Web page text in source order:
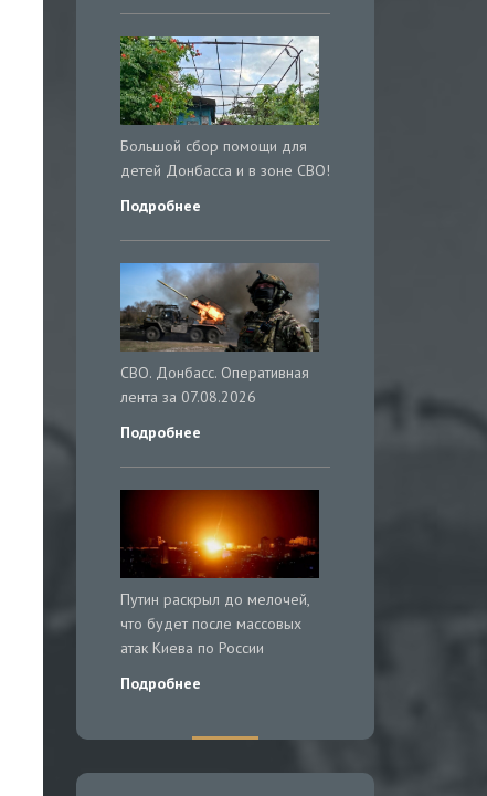
Большой сбор помощи для
детей Донбасса и в зоне СВО!
Подробнее
СВО. Донбасс. Оперативная
лента за 07.08.2026
Подробнее
Путин раскрыл до мелочей,
что будет после массовых
атак Киева по России
Подробнее